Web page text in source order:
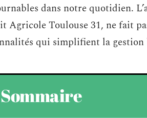
dans notre quotidien.
Agricole Toulouse 31, ne fait
qui simplifient la gestion
Sommaire